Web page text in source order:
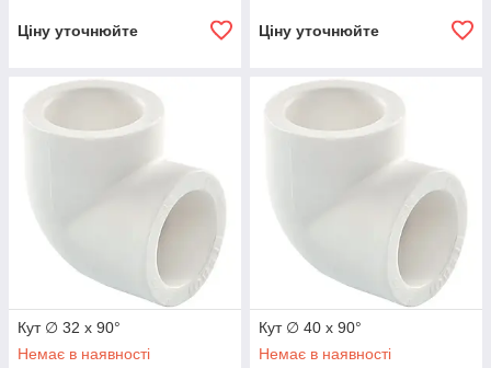
Ціну уточнюйте Ціну уточнюйте
Кут ∅ 32 х 90°
Немає в наявності
Кут ∅ 40 х 90°
Немає в наявності